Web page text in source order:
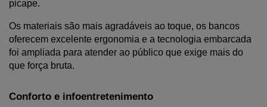
picape.
Os materiais são mais agradáveis ao toque, os bancos
oferecem excelente ergonomia e a tecnologia embarcada
foi ampliada para atender ao público que exige mais do
que força bruta.
Conforto e infoentretenimento